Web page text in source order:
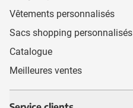
Vêtements personnalisés
Sacs shopping personnalisés
Catalogue
Meilleures ventes